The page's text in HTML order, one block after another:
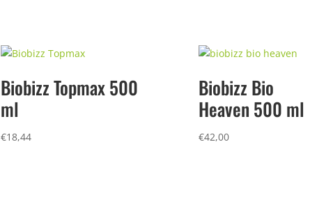
Biobizz Topmax 500
ml
€18,44
Biobizz Bio
Heaven 500 ml
€42,00